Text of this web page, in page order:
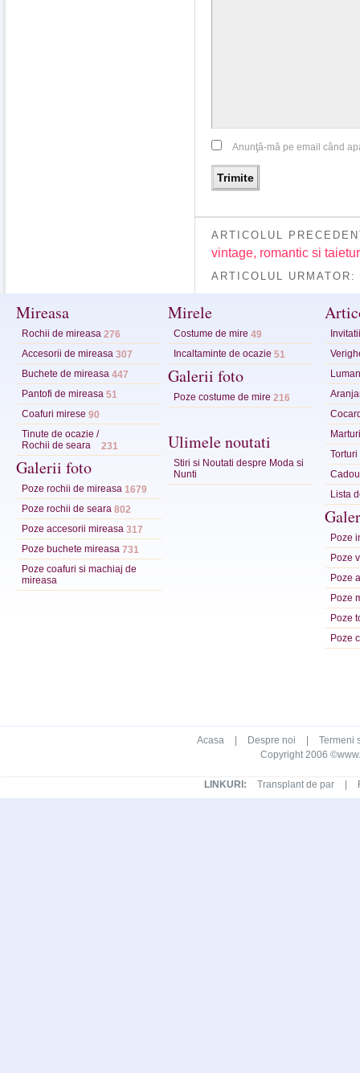
Anunţă-mă pe email când
ARTICOLUL
vintage, romantic si
ARTICOLUL URMATOR:
Mireasa
Rochii de mireasa 276
Accesorii de mireasa 307
Buchete de mireasa 447
Pantofi de mireasa 51
Coafuri mirese 90
Tinute de ocazie /
Rochii de seara
231
Galerii foto
Poze rochii de mireasa 1679
Poze rochii de seara 802
Poze accesorii mireasa 317
Poze buchete mireasa 731
Poze coafuri si machiaj de
mireasa
Mirele
Costume de mire 49
Incaltaminte de ocazie 51
Galerii foto
Poze costume de mire 216
Ulimele noutati
Stiri si Noutati despre Moda si
Nunti
Lista
Poze
Poze
Poze
Poze
Poze
Poze
Acasa Despre noi
Termeni
Copyright 2006
LINKURI: Transplant de par